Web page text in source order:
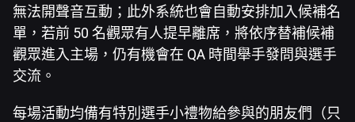
無法開聲音互動；此外系統也會自動安排加入候補名
單，若前 50 名觀眾有人提早離席，將依序替補候補
觀眾進入主場，仍有機會在 QA 時間舉手發問與選手
交流。
每場活動均備有特別選手小禮物給參與的朋友們（只